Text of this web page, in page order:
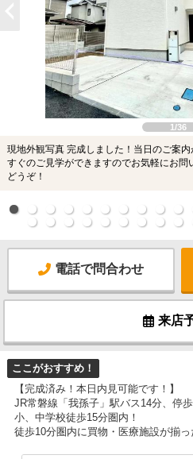
1/36
現地外観写真 完成しました！当日のご案
すぐのご見学ができますのでお気軽にお問
どうぞ！
電話で問合わせ
来店
ここがおすすめ！
【完成済み！本日内見可能です！】
JR常磐線「我孫子」駅バス14分、停
小、中学校徒歩15分圏内！
徒歩10分圏内に買物・医療施設が揃っ